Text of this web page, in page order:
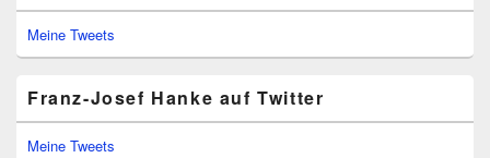
Meine Tweets
Franz-Josef Hanke auf Twitter
Meine Tweets